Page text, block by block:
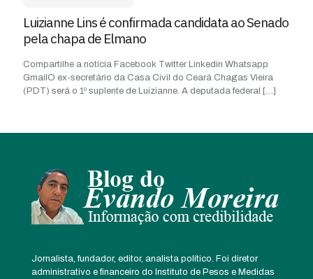
Luizianne Lins é confirmada candidata ao Senado
pela chapa de Elmano
Compartilhe a notícia Facebook Twitter Linkedin Whatsapp
GmailO ex-secretário da Casa Civil do Ceará Chagas Vieira
(PDT) será o 1º suplente de Luizianne. A deputada federal […]
Jornalista, fundador, editor, analista político. Foi diretor
administrativo e financeiro do Instituto de Pesos e Medidas